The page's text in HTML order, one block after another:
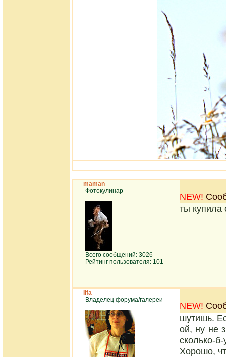
maman
Фотокулинар
Всего сообщений: 3026
Рейтинг пользователя: 101
NEW!
ты купила
Ilfa
Владелец форума/галереи
NEW!
шутишь.
ой, ну не
сколько-
Хорошо,